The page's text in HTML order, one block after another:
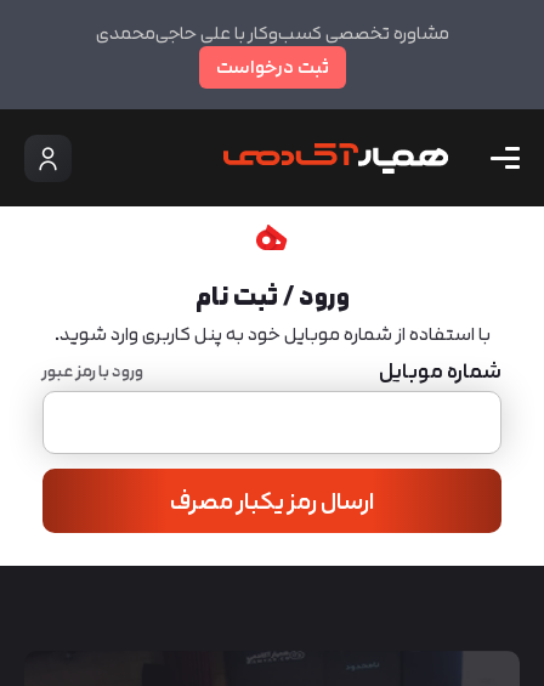
مشاوره تخصصی کسب‌وکار با علی حاجی‌محمدی
ثبت درخواست
ورود / ثبت نام
با استفاده از شماره موبایل خود به پنل کاربری وارد شوید.
شماره موبایل ورود با رمز عبور
ارسال رمز یکبار مصرف